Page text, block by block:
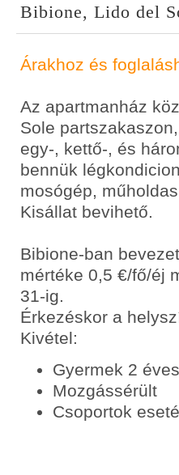
Bibione, Lido del
Árakhoz és
Az apartmanház
Sole
egy-, kettő-, és
bennük
mosógép,
Kisállat bevihető.
Bibione-ban
mértéke 0,5 €/fő/éj
31-ig.
Érkezéskor a
Kivétel:
Gyermek 2
Mozgássérült
Csoportok